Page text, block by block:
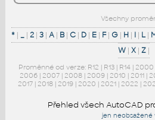
Všechny
*| _| 2| 3| A| B| C| D| E| F| G| H | I| L|
W | X | Z |
Proměnné od verze: R12 | R13 | R14 | 2000
2006 | 2007 | 2008 | 2009 | 2010 | 2011 |
2017 | 2018 | 2019 | 2020 | 2021 | 2022 |
Přehled všech AutoCAD
jen neobsažené